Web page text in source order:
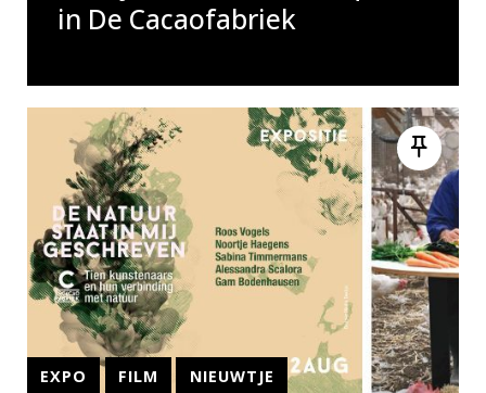
in De Cacaofabriek
EXPO FILM NIEUWTJE